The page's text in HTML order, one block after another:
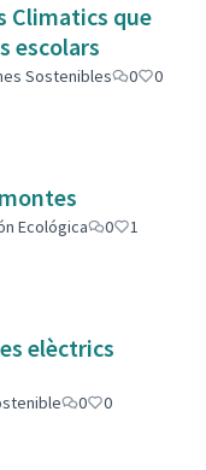
Climatics que
escolars
Sostenibles 0
0
Ecológica 0
1
elèctrics
0
0